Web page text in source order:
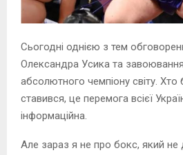
Сьогодні однією з тем
Олександра Усика та
абсолютного чемпіону світу.
ставився, це перемога всієї
інформаційна.
Але зараз я не про бокс, який